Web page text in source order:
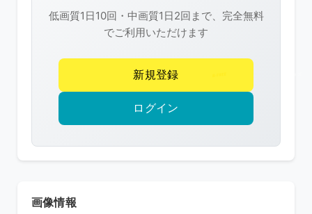
R-
FREE
作
権
護
低画質1日10回・中画質1日2回まで、完全無料
でご利用いただけます
新規登録
ログイン
画像情報